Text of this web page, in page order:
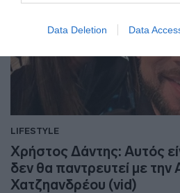
Data Deletion Data
LIFESTYLE
Χρήστος Δάντης: Αυτός
δεν θα παντρευτεί με την
Χατζηανδρέου (vid)